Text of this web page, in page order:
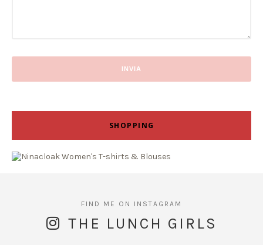
SHOPPING
THE LUNCH GIRLS